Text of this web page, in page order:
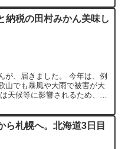
納税の田村みかん美味し
が、届きました。 今年は、例
山でも暴風や大雨で被害が大
天候等に影響されるため、今
ら札幌へ。北海道3日目